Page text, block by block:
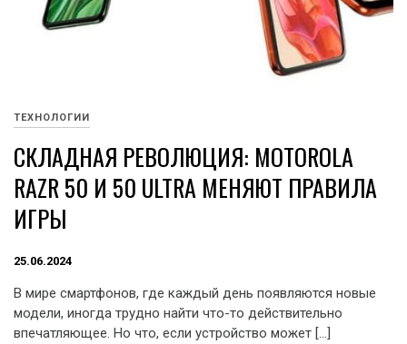
ТЕХНОЛОГИИ
СКЛАДНАЯ РЕВОЛЮЦИЯ: MOTOROLA
RAZR 50 И 50 ULTRA МЕНЯЮТ ПРАВИЛА
ИГРЫ
25.06.2024
В мире смартфонов, где каждый день появляются новые
модели, иногда трудно найти что-то действительно
впечатляющее. Но что, если устройство может […]